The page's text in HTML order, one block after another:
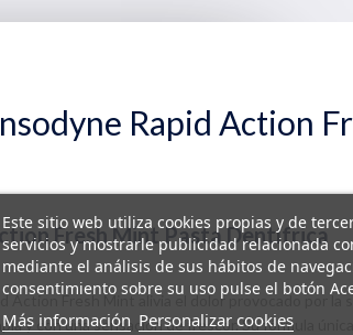
Rapid Action
Fresh Mint Pasta Dentífrica
Fresh Mint alivia el dolor provocado por la
y con una sensación de frescor. Su fórmula única
Este sitio web utiliza cookies propias y de
servicios y mostrarle publicidad relacionada
mediante el análisis de sus hábitos de
consentimiento sobre su uso pulse el botón
Más información Personalizar cookies